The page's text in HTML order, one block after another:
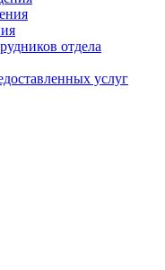
отдела
услуг